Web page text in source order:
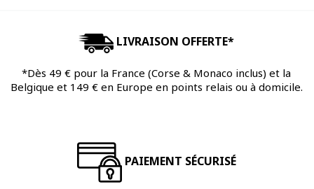
LIVRAISON OFFERTE*
*Dès 49 € pour la France (Corse & Monaco inclus) et la
Belgique et 149 € en Europe en points relais ou à domicile.
PAIEMENT SÉCURISÉ